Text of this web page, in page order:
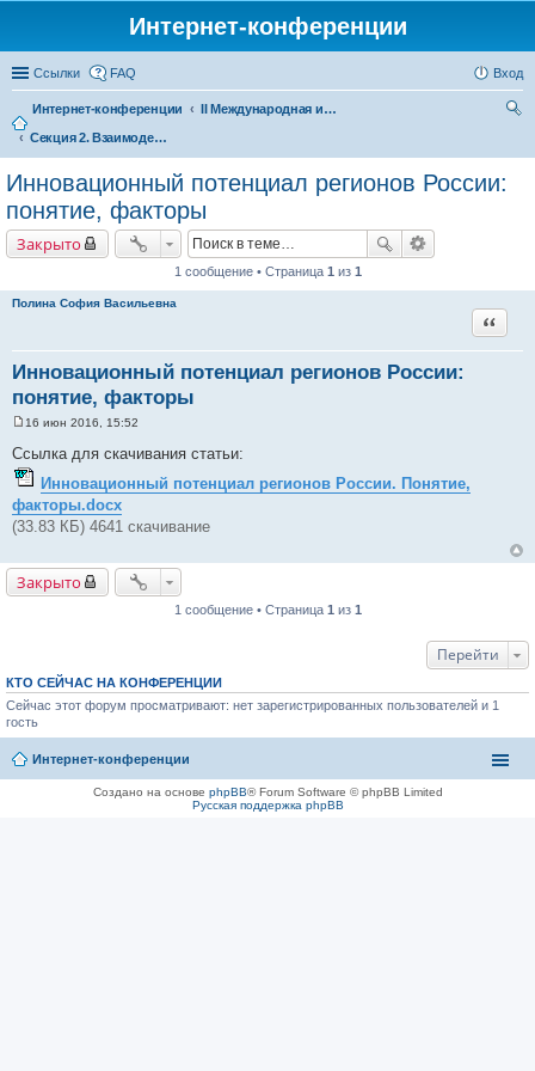
Интернет-конференции
Ссылки FAQ Вход
Интернет-конференции
II Международная интернет-конференция «Межрегиональное сотрудничество в формирующемся Евразийском экономическом пространстве»
Секция 2. Взаимодействие в сфере науки и инноваций – фактор повышения конкурентоспособности регионов в рамках Евразийского экономического союза
Инновационный потенциал регионов России:
понятие, факторы
Закрыто
1 сообщение • Страница 1 из 1
Полина София Васильевна
Инновационный потенциал регионов России:
понятие, факторы
Цитата
о
б
щ
е
н
и
16 июн 2016, 15:52
Ссылка для скачивания статьи:
Инновационный потенциал регионов России. Понятие,
факторы.docx
(33.83 КБ) 4641 скачивание
Закрыто
1 сообщение • Страница 1 из 1
Перейти
КТО СЕЙЧАС НА КОНФЕРЕНЦИИ
Сейчас этот форум просматривают: нет зарегистрированных пользователей и 1
гость
Интернет-конференции
Создано на основе phpBB® Forum Software © phpBB Limited
Русская поддержка phpBB